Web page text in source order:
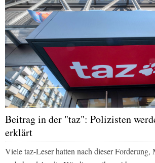
Beitrag in der "taz": Polizisten
erklärt
Vieletaz-Leser hatten nach dieser Forderung,